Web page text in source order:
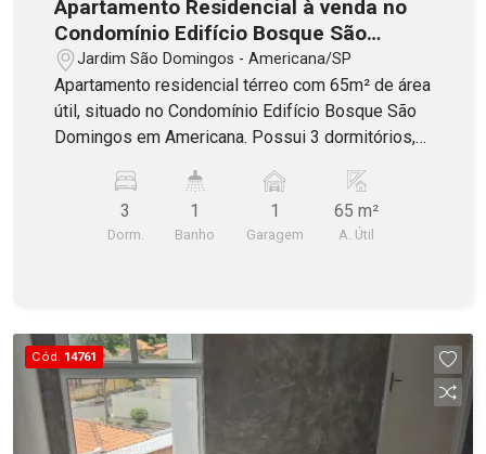
Apartamento Residencial à venda no
Condomínio Edifício Bosque São
Domingos em Americana
Jardim São Domingos - Americana/SP
Apartamento residencial térreo com 65m² de área
útil, situado no Condomínio Edifício Bosque São
Domingos em Americana. Possui 3 dormitórios,
cozinha com armários, área de serviço e 1 vaga
de garagem coberta. Aceita Financiamento!
3
Dorm.
1
Banho
1
Garagem
65 m²
A. Útil
Cód. 14761